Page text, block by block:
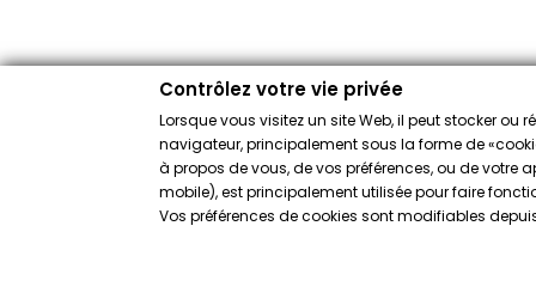
Contrôlez votre vie privée
Lorsque vous visitez un site Web, il peut stocker ou
navigateur, principalement sous la forme de
à propos de vous, de vos préférences, ou de votre
mobile), est principalement utilisée pour faire
Vos préférences de cookies sont modifiables